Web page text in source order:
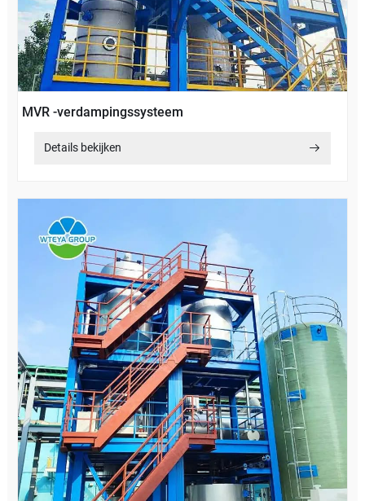
MVR -verdampingssysteem
Details bekijken